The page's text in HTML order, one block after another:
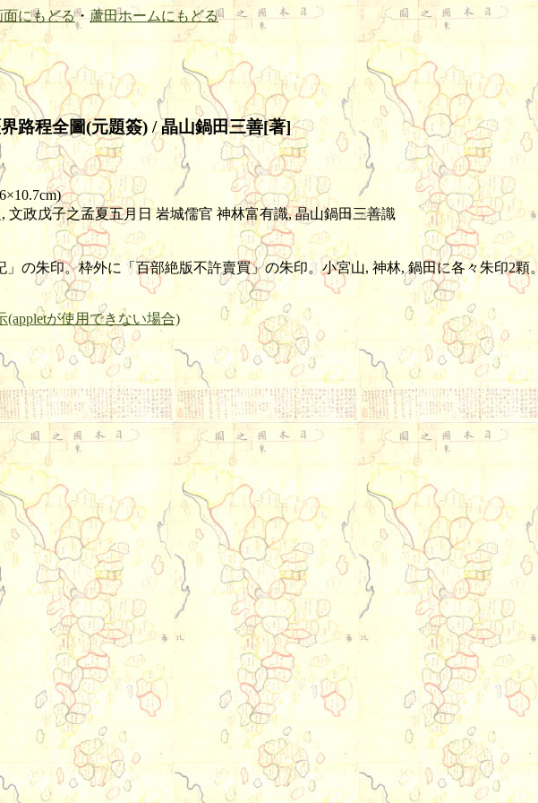
にもどる・ 蘆田ホームにもどる
路程全圖(元題簽) / 晶山鍋田三善[著]
政戊子之孟夏五月日 岩城儒官 神林富有識, 晶山鍋田三善識
の朱印。枠外に「百部絶版不許賣買」の朱印。小宮山, 神林, 鍋田に各々朱印2顆。
(appletが使用できない場合)